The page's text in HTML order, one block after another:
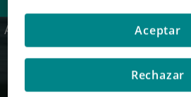
Aitor Francesena, surfista adaptado
Rechazar
Aceptar